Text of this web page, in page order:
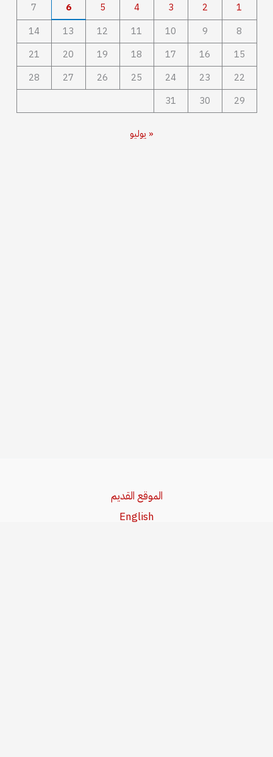
1
2
3
4
5
6
7
8
9
10
11
12
13
14
15
16
17
18
19
20
21
22
23
24
25
26
27
28
29
30
31
« يوليو
الموقع القديم
English